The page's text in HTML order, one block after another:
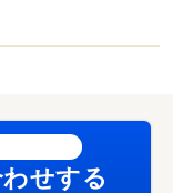
せする